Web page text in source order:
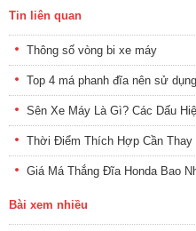
Tin liên quan
Thông số vòng bi xe máy
Top 4 má phanh đĩa nên sử
Sên Xe Máy Là Gì? Các Dấu
Thời Điểm Thích Hợp Cần Thay
Giá Má Thắng Đĩa Honda Bao
Bài xem nhiều